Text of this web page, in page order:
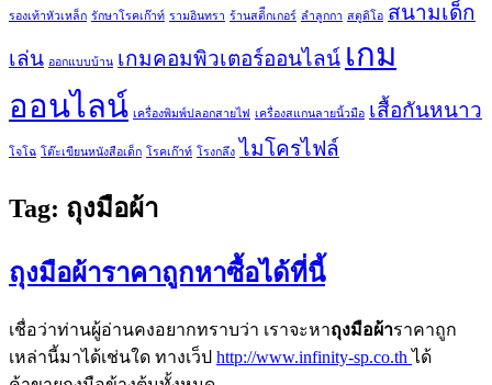
รองเท้าหัวเหล็ก รักษาโรคเก๊าท์ รามอินทรา ร้านสติีกเกอร์ ลำลูกกา สตูดิโอ สนามเด็ก
เล่น ออกแบบบ้าน เกมคอมพิวเตอร์ออนไลน์ เกม
ออนไลน์ เครื่องพิมพ์ปลอกสายไฟ เครื่องสแกนลายนิ้วมือ เสื้อกันหนาว
โจโฉ โต๊ะเขียนหนังสือเด็ก โรคเก๊าท์ โรงกลึง ไมโครไฟล์
Tag: ถุงมือผ้า
ถุงมือผ้าราคาถูกหาซื้อได้ที่นี้
เชื่อว่าท่านผู้อ่านคงอยากทราบว่า เราจะหาถุงมือผ้าราคาถูก
เหล่านี้มาได้เช่นใด ทางเว็ป http://www.infinity-sp.co.thได้